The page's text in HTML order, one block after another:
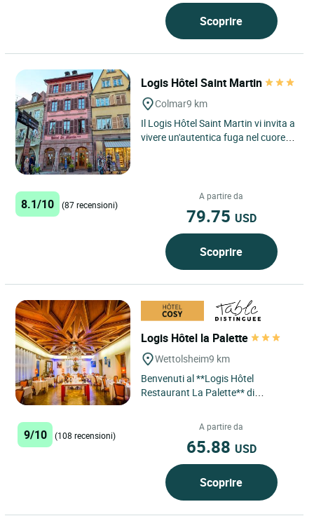
Scoprire
Logis Hôtel Saint Martin
Colmar9 km
Il Logis Hôtel Saint Martin vi invita a
vivere un'autentica fuga nel cuore
8.1/10 (87 recensioni)
A partire da
79.75 USD
Scoprire
Logis Hôtel la Palette
Wettolsheim9 km
Benvenuti al **Logis Hôtel
Restaurant La Palette** di
imperdibile dove comfort e
gastronomia si...
9/10 (108 recensioni)
A partire da
65.88 USD
Scoprire